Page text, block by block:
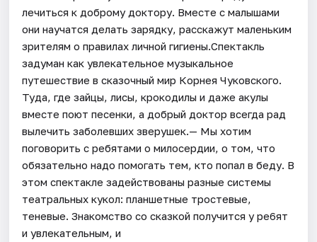
лечиться к доброму доктору. Вместе с малышами
они научатся делать зарядку, расскажут маленьким
зрителям о правилах личной гигиены.Спектакль
задуман как увлекательное музыкальное
путешествие в сказочный мир Корнея Чуковского.
Туда, где зайцы, лисы, крокодилы и даже акулы
вместе поют песенки, а добрый доктор всегда рад
вылечить заболевших зверушек.— Мы хотим
поговорить с ребятами о милосердии, о том, что
обязательно надо помогать тем, кто попал в беду. В
этом спектакле задействованы разные системы
театральных кукол: планшетные тростевые,
теневые. Знакомство со сказкой получится у ре6ят
и увлекательным, и